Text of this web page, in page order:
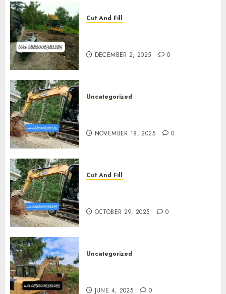
Cut And Fill
DECEMBER 2, 2025 0
Uncategorized
NOVEMBER 18, 2025 0
Cut And Fill
OCTOBER 29, 2025 0
Uncategorized
JUNE 4, 2025 0